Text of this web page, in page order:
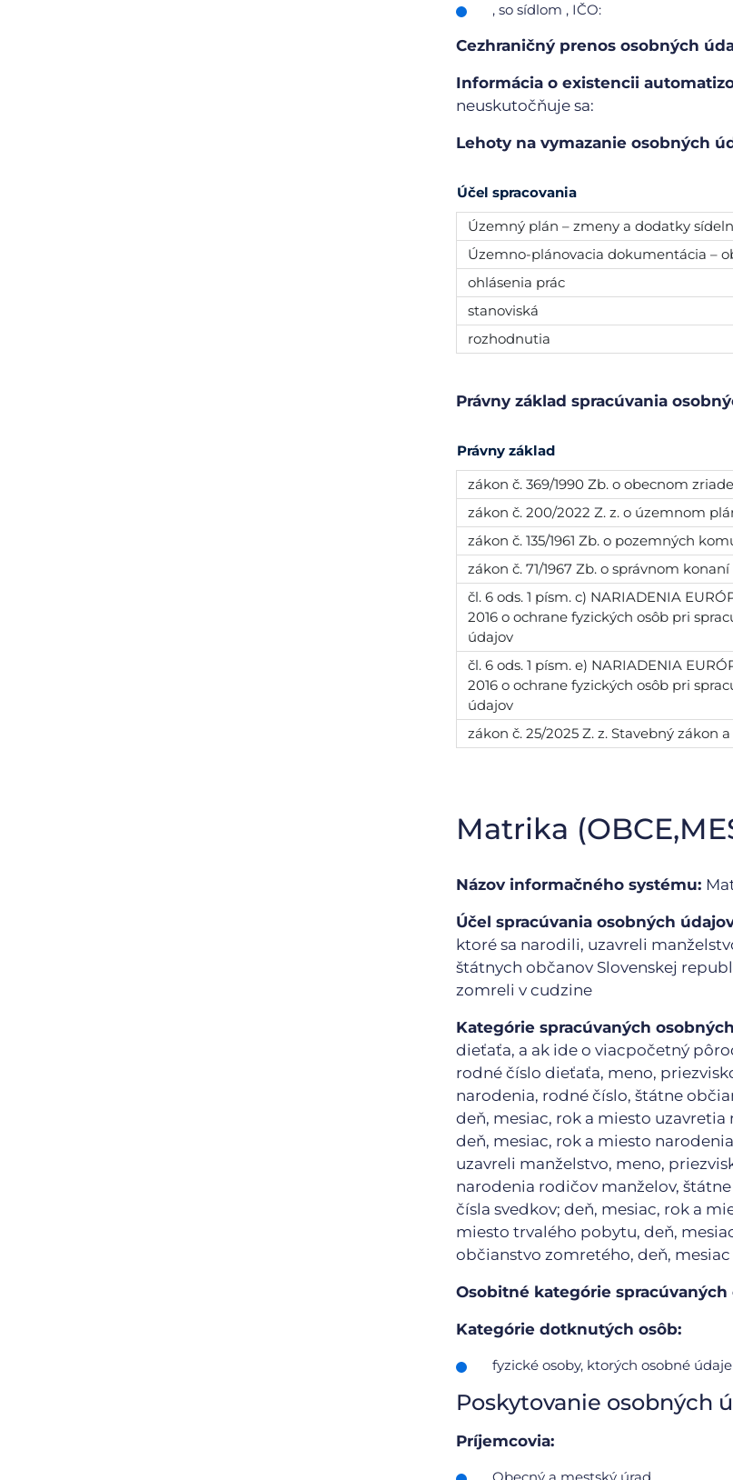
, so sídlom , IČO:
Cezhraničný prenos osobných
Informácia o existencii
neuskutočňuje sa:
Lehoty na vymazanie osobných
Účel spracovania
Územný plán – zmeny a dodatky
Územno-plánovacia dokumentácia –
ohlásenia prác
stanoviská
rozhodnutia
Právny základ spracúvania
Právny základ
zákon č. 369/1990 Zb. o obecnom
zákon č. 200/2022 Z. z. o územnom
zákon č. 135/1961 Zb. o pozemných
zákon č. 71/1967 Zb. o správnom
čl. 6 ods. 1 písm. c) NARIADENIA
2016 o ochrane fyzických osôb pri
údajov
čl. 6 ods. 1 písm. e) NARIADENIA
2016 o ochrane fyzických osôb pri
údajov
zákon č. 25/2025 Z. z. Stavebný
Matrika
Názov informačného systému:
Účel spracúvania osobných
ktoré sa narodili, uzavreli
štátnych občanov Slovenskej
zomreli v cudzine
Kategórie spracúvaných
dieťaťa, a ak ide o viacpočetný
rodné číslo dieťaťa, meno,
narodenia, rodné číslo, štátne
deň, mesiac, rok a miesto
deň, mesiac, rok a miesto
uzavreli manželstvo, meno,
narodenia rodičov manželov,
čísla svedkov; deň, mesiac, rok a
miesto trvalého pobytu, deň,
občianstvo zomretého, deň, mesiac
Osobitné kategórie
Kategórie dotknutých osôb:
fyzické osoby, ktorých osobné
Poskytovanie osobných
Príjemcovia: